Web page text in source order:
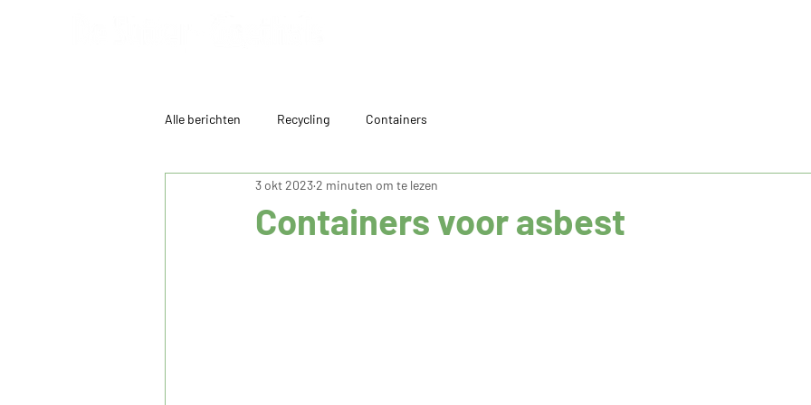
Alle berichten Recycling Containers
Containers voor asbest
3 okt 20232 minuten om te lezen